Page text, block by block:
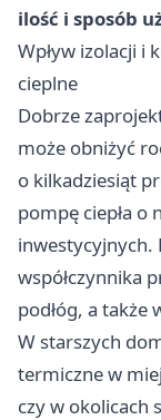
ilość i sposób
Wpływ izolacji i
cieplne
Dobrze
może obniżyć
o kilkadziesiąt
pompę ciepła o
inwestycyjnych.
współczynnika
podłóg, a także
W starszych
termiczne w
czy w okolicach